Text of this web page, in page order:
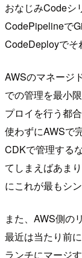
おなじみCodeシ
CodePipelineで
CodeDeployでそ
AWSのマネージ
での管理を最小
プロイを行う都
使わずにAWSで
CDKで管理する
てしまえばあま
にこれが最もシ
また、AWS側の
最近は当たり前
ランチにマージ